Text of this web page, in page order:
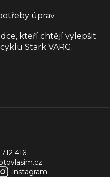
úprav
kteří chtějí vylepšit
Stark VARG.
416
instagram